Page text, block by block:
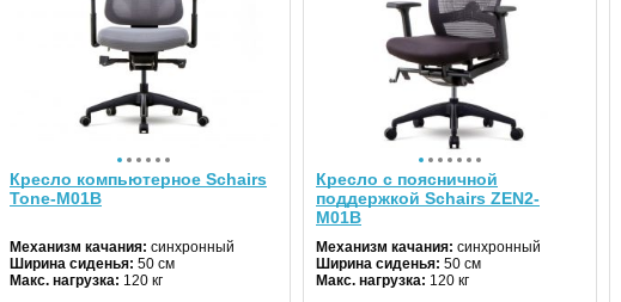
Кресло компьютерное Schairs
Tone-M01B
Механизм качания: синхронный
Ширина сиденья: 50 см
Макс. нагрузка: 120 кг
Кресло с поясничной
поддержкой Schairs ZEN2-
М01B
Механизм качания: синхронный
Ширина сиденья: 50 см
Макс. нагрузка: 120 кг